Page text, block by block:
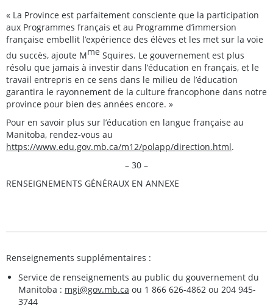
« La Province est parfaitement consciente que la participation
aux Programmes français et au Programme d’immersion
française embellit l’expérience des élèves et les met sur la voie
du succès, ajoute Mme Squires. Le gouvernement est plus
résolu que jamais à investir dans l’éducation en français, et le
travail entrepris en ce sens dans le milieu de l’éducation
garantira le rayonnement de la culture francophone dans notre
province pour bien des années encore. »
Pour en savoir plus sur l’éducation en langue française au
Manitoba, rendez-vous au
https://www.edu.gov.mb.ca/m12/polapp/direction.html.
– 30 –
RENSEIGNEMENTS GÉNÉRAUX EN ANNEXE
Renseignements supplémentaires :
Service de renseignements au public du gouvernement du
Manitoba : mgi@gov.mb.ca ou 1 866 626-4862 ou 204 945-
3744